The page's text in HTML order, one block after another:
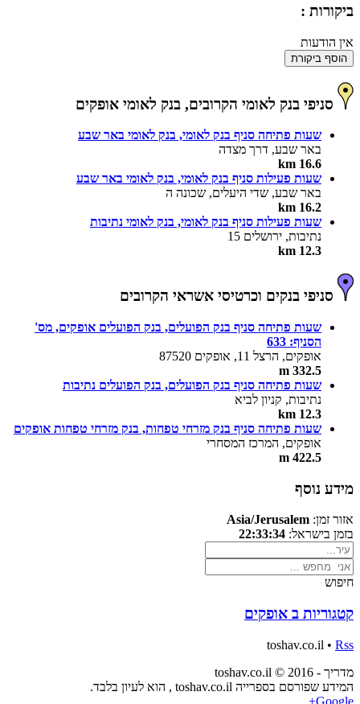
ביקורות :
אין הודעות
הוסף ביקורת
סניפי בנק לאומי הקרובים, בנק לאומי אופקים
שעות פתיחה סניף בנק לאומי, בנק לאומי באר שבע
באר שבע, דרך מצדה
16.6 km
שעות פעילות סניף בנק לאומי, בנק לאומי באר שבע
באר שבע, שדי היעלים, שכונה ה
16.2 km
שעות פעילות סניף בנק לאומי, בנק לאומי נתיבות
נתיבות, ירושלים 15
12.3 km
סניפי בנקים וכרטיסי אשראי הקרובים
שעות פתיחה סניף בנק הפועלים, בנק הפועלים אופקים, מס'
הסניף: 633
אופקים, הרצל 11, אופקים 87520
332.5 m
שעות פתיחה סניף בנק הפועלים, בנק הפועלים נתיבות
נתיבות, קניון לביא
12.3 km
שעות פתיחה סניף בנק מזרחי טפחות, בנק מזרחי טפחות אופקים
אופקים, המרכז המסחרי
422.5 m
מידע נוסף
אזור זמן: Asia/Jerusalem
בזמן בישראל: 22:33:34
חיפוש
קטגוריות ב אופקים
toshav.co.il • Rss
מדריך - toshav.co.il © 2016
המידע שפורסם בספרייה toshav.co.il , הוא לעיון בלבד.
Google+